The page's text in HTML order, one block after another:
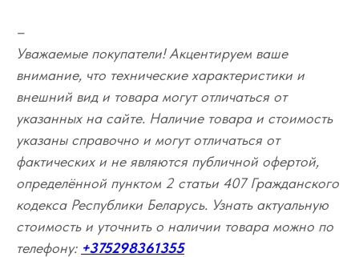
–
Уважаемые покупатели! Акцентируем ваше
внимание, что технические характеристики и
внешний вид и товара могут отличаться от
указанных на сайте. Наличие товара и стоимость
указаны справочно и могут отличаться от
фактических и не являются публичной офертой,
определённой пунктом 2 статьи 407 Гражданского
кодекса Республики Беларусь. Узнать актуальную
стоимость и уточнить о наличии товара можно по
телефону: +375298361355